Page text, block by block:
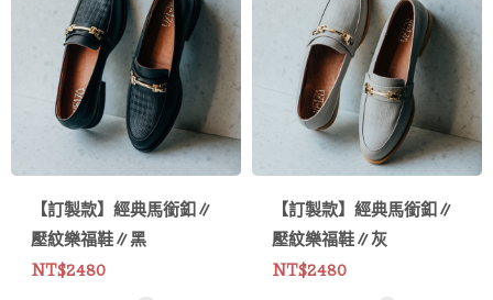
【訂製款】經典馬銜釦∥
壓紋樂福鞋∥黑
NT$2480
【訂製款】經典馬銜釦∥
壓紋樂福鞋∥灰
NT$2480